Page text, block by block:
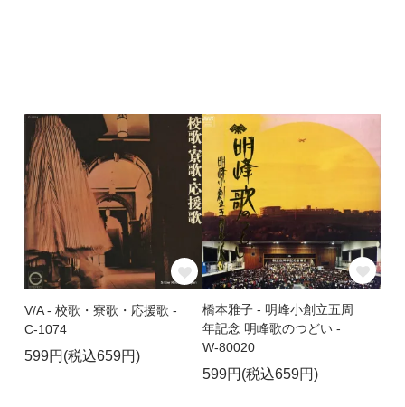
V/A - 校歌・寮歌・応援歌 -
C-1074
599円(税込659円)
橋本雅子 - 明峰小創立五周
年記念 明峰歌のつどい -
W-80020
599円(税込659円)